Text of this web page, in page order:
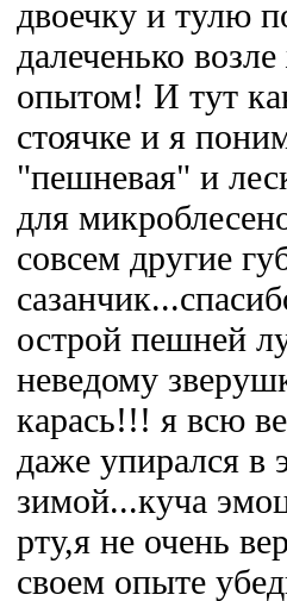
двоечку и тулю
далеченько
опытом! И тут
стоячке и я
"пешневая" и
для
совсем другие
острой пешней
неведому
карась!!! я всю
даже упирался
зимой...куча
рту,я не очень
своем опыте